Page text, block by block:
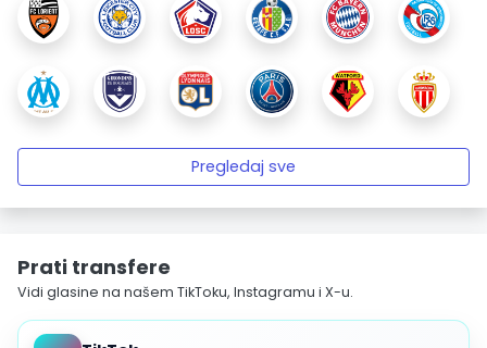
Pregledaj sve
Prati transfere
Vidi glasine na našem TikToku, Instagramu i X-u.